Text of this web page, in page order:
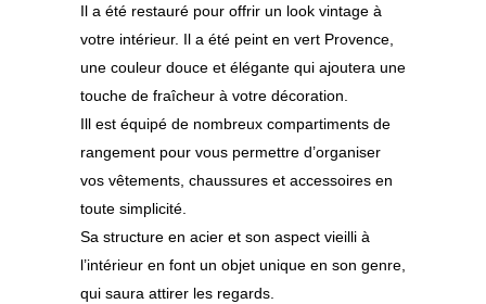
Il a été restauré pour offrir un look vintage à
votre intérieur. Il a été peint en vert Provence,
une couleur douce et élégante qui ajoutera une
touche de fraîcheur à votre décoration.
Ill est équipé de nombreux compartiments de
rangement pour vous permettre d’organiser
vos vêtements, chaussures et accessoires en
toute simplicité.
Sa structure en acier et son aspect vieilli à
l’intérieur en font un objet unique en son genre,
qui saura attirer les regards.